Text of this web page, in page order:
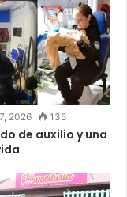
2026 135
de auxilio y una